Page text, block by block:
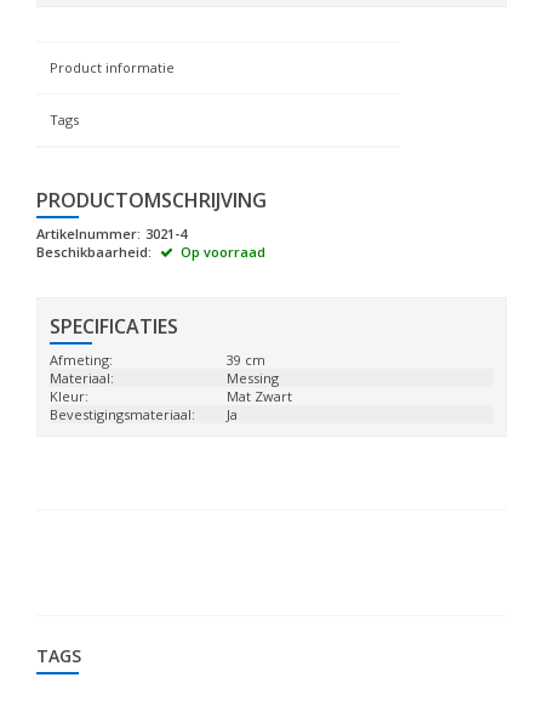
Product informatie
Tags
PRODUCTOMSCHRIJVING
Artikelnummer: 3021-4
Beschikbaarheid:
Op voorraad
SPECIFICATIES
Afmeting:
39 cm
Materiaal:
Messing
Kleur:
Mat Zwart
Bevestigingsmateriaal:
Ja
TAGS